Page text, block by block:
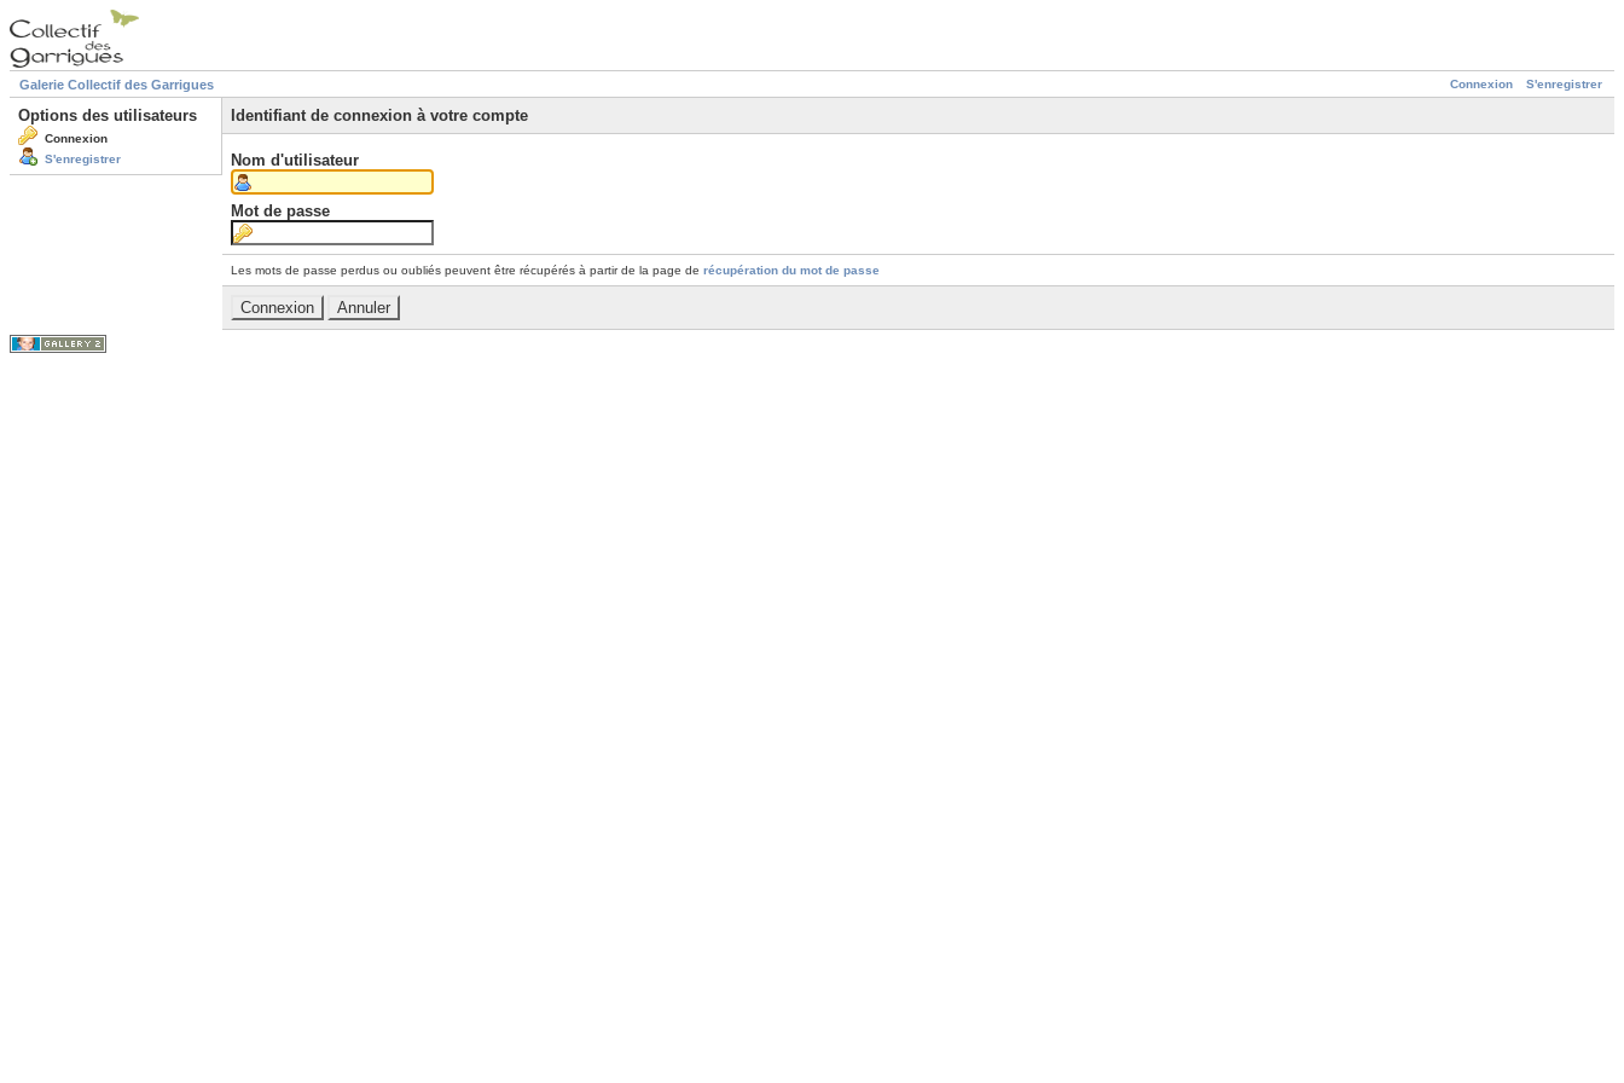
Connexion S'enregistrer
Galerie Collectif des Garrigues
Options des utilisateurs
Connexion
S'enregistrer
Identifiant de connexion à votre compte
Nom d'utilisateur
Mot de passe
Les mots de passe perdus ou oubliés peuvent être récupérés à partir de la page de récupération du mot de passe